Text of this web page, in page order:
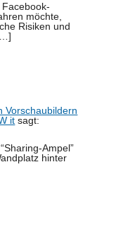
möchte,
Risiken und
Vorschaubildern
it sagt:
Ampel”
hinter